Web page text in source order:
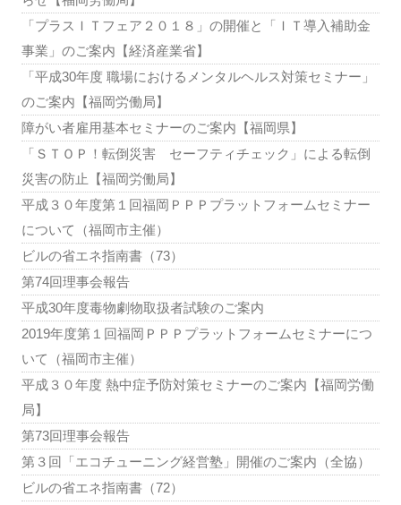
「プラスＩＴフェア２０１８」の開催と「ＩＴ導入補助金
事業」のご案内【経済産業省】
「平成30年度 職場におけるメンタルヘルス対策セミナー」
のご案内【福岡労働局】
障がい者雇用基本セミナーのご案内【福岡県】
「ＳＴＯＰ！転倒災害 セーフティチェック」による転倒
災害の防止【福岡労働局】
平成３０年度第１回福岡ＰＰＰプラットフォームセミナー
について（福岡市主催）
ビルの省エネ指南書（73）
第74回理事会報告
平成30年度毒物劇物取扱者試験のご案内
2019年度第１回福岡ＰＰＰプラットフォームセミナーにつ
いて（福岡市主催）
平成３０年度 熱中症予防対策セミナーのご案内【福岡労働
局】
第73回理事会報告
第３回「エコチューニング経営塾」開催のご案内（全協）
ビルの省エネ指南書（72）